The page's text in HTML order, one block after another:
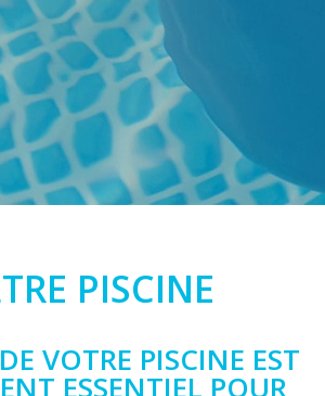
PISCINE
VOTRE PISCINE EST
ESSENTIEL POUR